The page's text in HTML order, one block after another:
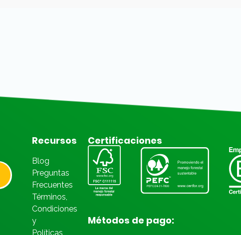
Recursos
Blog
Preguntas
Frecuentes
Términos,
Condiciones
y
Políticas
Certificaciones
Métodos de pago: